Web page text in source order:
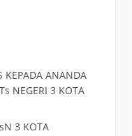
KEPADA ANANDA
NEGERI 3 KOTA
3 KOTA